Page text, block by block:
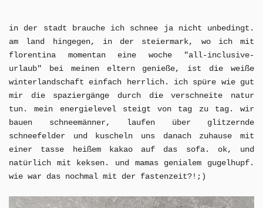
in der stadt brauche ich schnee ja nicht unbedingt.
am land hingegen, in der steiermark, wo ich mit
florentina momentan eine woche "all-inclusive-
urlaub" bei meinen eltern genieße, ist die weiße
winterlandschaft einfach herrlich. ich spüre wie gut
mir die spaziergänge durch die verschneite natur
tun. mein energielevel steigt von tag zu tag. wir
bauen schneemänner, laufen über glitzernde
schneefelder und kuscheln uns danach zuhause mit
einer tasse heißem kakao auf das sofa. ok, und
natürlich mit keksen. und mamas genialem gugelhupf.
wie war das nochmal mit der fastenzeit?!;)